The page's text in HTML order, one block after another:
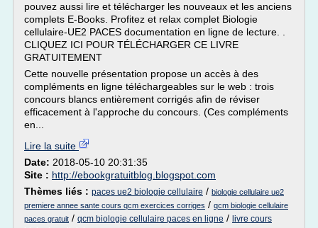
pouvez aussi lire et télécharger les nouveaux et les anciens
complets E-Books. Profitez et relax complet Biologie
cellulaire-UE2 PACES documentation en ligne de lecture. .
CLIQUEZ ICI POUR TÉLÉCHARGER CE LIVRE
GRATUITEMENT
Cette nouvelle présentation propose un accès à des
compléments en ligne téléchargeables sur le web : trois
concours blancs entièrement corrigés afin de réviser
efficacement à l'approche du concours. (Ces compléments
en...
Lire la suite
Date: 2018-05-10 20:31:35
Site : http://ebookgratuitblog.blogspot.com
Thèmes liés : paces ue2 biologie cellulaire / biologie cellulaire ue2
premiere annee sante cours qcm exercices corriges / qcm biologie cellulaire
paces gratuit / qcm biologie cellulaire paces en ligne / livre cours